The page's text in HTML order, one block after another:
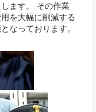
ます。 その作業
を大幅に削減する
なっております。